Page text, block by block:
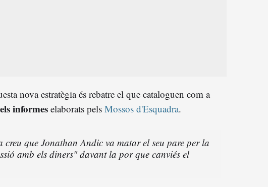
nova estratègia és rebatre el que cataloguen com a
informes elaborats pels Mossos d'Esquadra.
creu que Jonathan Andic va matar el seu pare per la
amb els diners" davant la por que canviés el